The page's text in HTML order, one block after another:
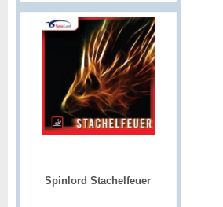
Spinlord Stachelfeuer